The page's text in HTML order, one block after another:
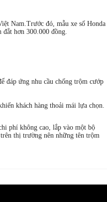
Nam.Trước đó, mẫu xe số Honda
hơn 300.000 đồng.
đáp ứng nhu cầu chống trộm cướp
khách hàng thoải mái lựa chọn.
phí không cao, lắp vào một bộ
thị trường nên những tên trộm